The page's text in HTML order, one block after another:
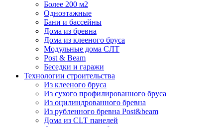
Более 200 м2
Одноэтажные
Бани и бассейны
Дома из бревна
Дома из клееного бруса
Модульные дома СЛТ
Post & Beam
Беседки и гаражи
Технологии строительства
Из клееного бруса
Из сухого профилированного бруса
Из оцилиндрованного бревна
Из рубленного бревна Post&beam
Дома из CLT панелей